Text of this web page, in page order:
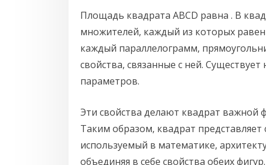
Площадь квадрата ABCD равна . В
множителей, каждый из которых
каждый параллелограмм,
свойства, связанные с ней.
параметров.
Эти свойства делают квадрат важной
Таким образом, квадрат
используемый в математике,
объединяя в себе свойства обеих